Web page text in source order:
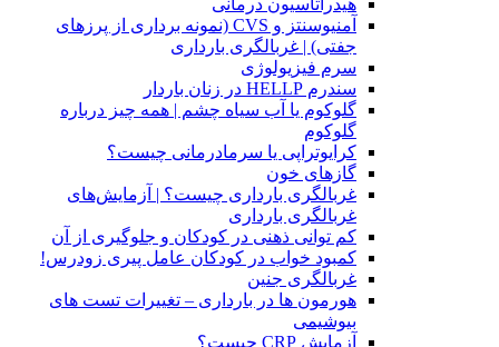
هیدراتاسیون درمانی
آمنیوسنتز و CVS (نمونه برداری از پرزهای
جفتی) | غربالگری بارداری
سرم فیزیولوژی
سندرم HELLP در زنان باردار
گلوکوم یا آب سیاه چشم | همه چیز درباره
گلوکوم
کرایوتراپی یا سرمادرمانی چیست؟
گازهای خون
غربالگری بارداری چیست؟ | آزمایش‌های
غربالگری بارداری
کم توانی ذهنی در کودکان و جلوگیری از آن
کمبود خواب در کودکان عامل پیری زودرس!
غربالگری جنین
هورمون ها در بارداری – تغییرات تست های
بیوشیمی
آزمایش CRP چیست؟